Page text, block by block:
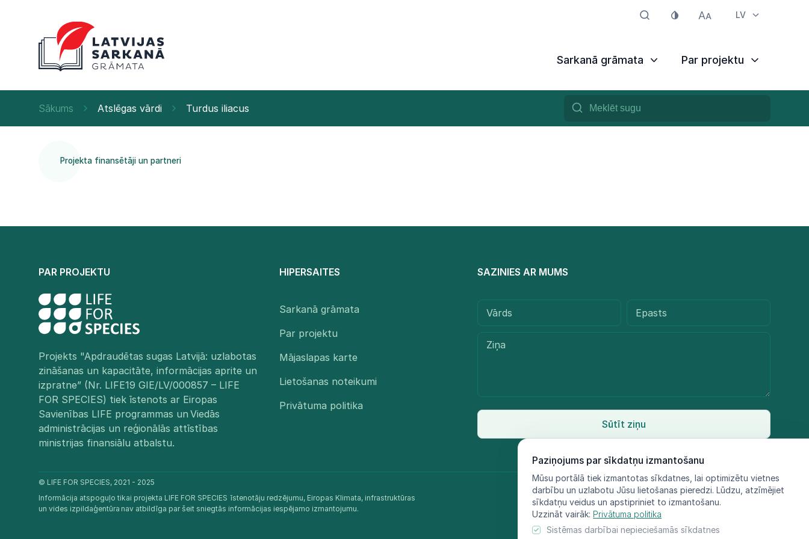
LV
Sarkanā grāmata Par projektu
Paziņojums par sīkdatņu izmantošanu
Mūsu portālā tiek izmantotas sīkdatnes, lai optimizētu vietnes
darbību un uzlabotu Jūsu lietošanas pieredzi. Lūdzu, atzīmējiet
sīkdatņu veidus un apstipriniet to izmantošanu.
Uzzināt vairāk: Privātuma politika
Sistēmas darbībai nepieciešamās sīkdatnes
Sākums Atslēgas vārdi Turdus iliacus
Projekta finansētāji un partneri
PAR PROJEKTU
Projekts "Apdraudētas sugas Latvijā: uzlabotas
zināšanas un kapacitāte, informācijas aprite un
izpratne” (Nr. LIFE19 GIE/LV/000857 – LIFE
FOR SPECIES) tiek īstenots ar Eiropas
Savienības LIFE programmas un Viedās
administrācijas un reģionālās attīstības
ministrijas finansiālu atbalstu.​
HIPERSAITES
Sarkanā grāmata
Par projektu
Mājaslapas karte
Lietošanas noteikumi
Privātuma politika
SAZINIES AR MUMS
Sūtīt ziņu
© LIFE FOR SPECIES, 2021 - 2025
Informācija atspoguļo tikai projekta LIFE FOR SPECIES īstenotāju redzējumu, Eiropas Klimata, infrastruktūras
un vides izpildaģentūra nav atbildīga par šeit sniegtās informācijas iespējamo izmantojumu.​